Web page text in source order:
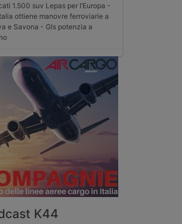
1.500 suv Lepas per l’Europa -
ottiene manovre ferroviarie a
e Savona - Gls potenzia a
K44